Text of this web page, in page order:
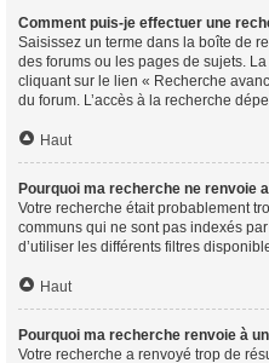
Comment puis-je effectuer une
Saisissez un terme dans la boîte de
des forums ou les pages de sujets.
cliquant sur le lien « Recherche
du forum. L’accès à la recherche
Haut
Pourquoi ma recherche ne renvoie
Votre recherche était probablement
communs qui ne sont pas indexés
d’utiliser les différents filtres
Haut
Pourquoi ma recherche renvoie à
Votre recherche a renvoyé trop de